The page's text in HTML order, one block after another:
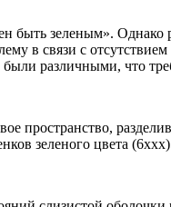
быть зеленым». Однако
в связи с
были различными, что
пространство,
зеленого цвета